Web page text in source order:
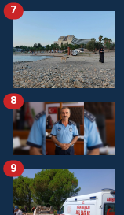
7
8
9